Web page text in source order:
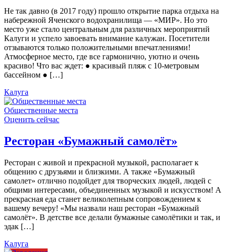
Не так давно (в 2017 году) прошло открытие парка отдыха на
набережной Яченского водохранилища — «МИР». Но это
место уже стало центральным для различных мероприятий
Калуги и успело завоевать внимание калужан. Посетители
отзываются только положительными впечатлениями!
Атмосферное место, где все гармонично, уютно и очень
красиво! Что вас ждет: ● красивый пляж с 10-метровым
бассейном ● […]
Калуга
Общественные места
Оценить сейчас
Ресторан «Бумажный самолёт»
Ресторан с живой и прекрасной музыкой, располагает к
общению с друзьями и близкими. А также «Бумажный
самолет» отлично подойдет для творческих людей, людей с
общими интересами, объединенных музыкой и искусством! А
прекрасная еда станет великолепным сопровождением к
вашему вечеру! «Мы назвали наш ресторан «Бумажный
самолёт». В детстве все делали бумажные самолётики и так, и
эдак […]
Калуга